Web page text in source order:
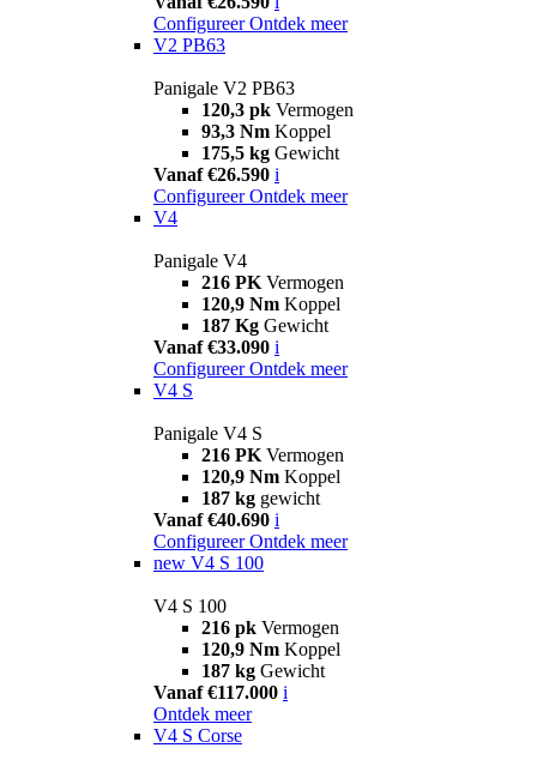
Configureer Ontdek meer
V2 PB63
Panigale V2 PB63
120,3 pk Vermogen
93,3 Nm Koppel
175,5 kg Gewicht
Vanaf €26.590 i
Configureer Ontdek meer
V4
Panigale V4
216 PK Vermogen
120,9 Nm Koppel
187 Kg Gewicht
Vanaf €33.090 i
Configureer Ontdek meer
V4 S
Panigale V4 S
216 PK Vermogen
120,9 Nm Koppel
187 kg gewicht
Vanaf €40.690 i
Configureer Ontdek meer
new V4 S 100
V4 S 100
216 pk Vermogen
120,9 Nm Koppel
187 kg Gewicht
Vanaf €117.000 i
Ontdek meer
V4 S Corse